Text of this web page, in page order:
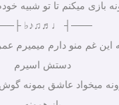
بازی میکنم تا تو شبیه
♩♬♫♪♭ ├───
این غم منو دارم میمیرم
دستش اسیرم
میخواد عاشق بمونه